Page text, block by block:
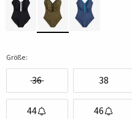
Größe:
36 38
44 46